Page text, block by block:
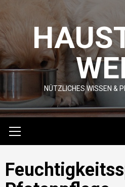
content
NÜTZLICHES WISSEN &
Menu